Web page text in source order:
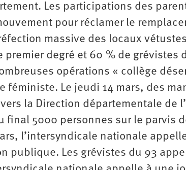
Les participations des
pour réclamer le
massive des locaux
premier degré et 60 % de grévistes
opérations « collège
féministe. Le jeudi 14 mars, des
la Direction départementale de
final 5000 personnes sur le parvis
l’intersyndicale nationale
publique. Les grévistes du 93